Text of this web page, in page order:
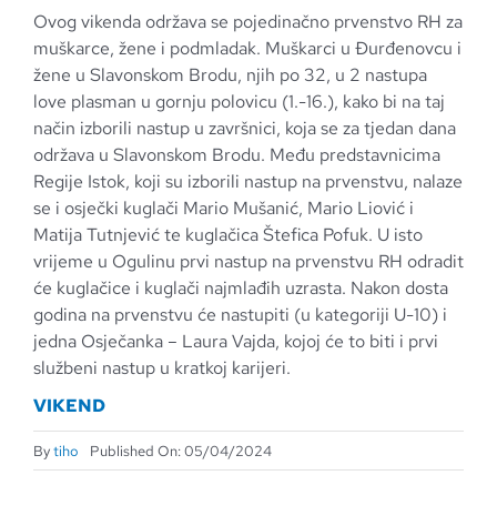
Ovog vikenda održava se pojedinačno prvenstvo RH za
muškarce, žene i podmladak. Muškarci u Đurđenovcu i
žene u Slavonskom Brodu, njih po 32, u 2 nastupa
love plasman u gornju polovicu (1.-16.), kako bi na taj
način izborili nastup u završnici, koja se za tjedan dana
održava u Slavonskom Brodu. Među predstavnicima
Regije Istok, koji su izborili nastup na prvenstvu, nalaze
se i osječki kuglači Mario Mušanić, Mario Liović i
Matija Tutnjević te kuglačica Štefica Pofuk. U isto
vrijeme u Ogulinu prvi nastup na prvenstvu RH odradit
će kuglačice i kuglači najmlađih uzrasta. Nakon dosta
godina na prvenstvu će nastupiti (u kategoriji U-10) i
jedna Osječanka – Laura Vajda, kojoj će to biti i prvi
službeni nastup u kratkoj karijeri.
VIKEND
Bytiho Published On: 05/04/2024